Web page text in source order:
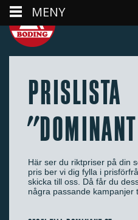
PRISLISTA
Här ser du riktpriser på din
pris ber vi dig fylla i
skicka till oss. Då får du
några passande kampanjer
MENY